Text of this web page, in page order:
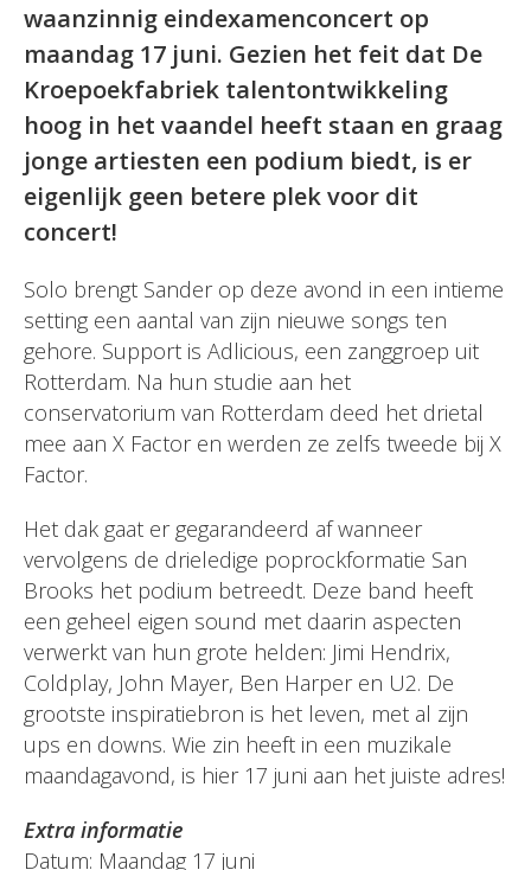
waanzinnig eindexamenconcert op
maandag 17 juni. Gezien het feit dat De
Kroepoekfabriek talentontwikkeling
hoog in het vaandel heeft staan en graag
jonge artiesten een podium biedt, is er
eigenlijk geen betere plek voor dit
concert!
Solo brengt Sander op deze avond in een intieme
setting een aantal van zijn nieuwe songs ten
gehore. Support is Adlicious, een zanggroep uit
Rotterdam. Na hun studie aan het
conservatorium van Rotterdam deed het drietal
mee aan X Factor en werden ze zelfs tweede bij X
Factor.
Het dak gaat er gegarandeerd af wanneer
vervolgens de drieledige poprockformatie San
Brooks het podium betreedt. Deze band heeft
een geheel eigen sound met daarin aspecten
verwerkt van hun grote helden: Jimi Hendrix,
Coldplay, John Mayer, Ben Harper en U2. De
grootste inspiratiebron is het leven, met al zijn
ups en downs. Wie zin heeft in een muzikale
maandagavond, is hier 17 juni aan het juiste adres!
Extra informatie
Datum: Maandag 17 juni